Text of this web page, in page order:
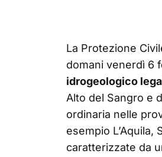
La Protezione
domani venerdì 6
idrogeologico
Alto del Sangro e
ordinaria nelle
esempio
caratterizzate da